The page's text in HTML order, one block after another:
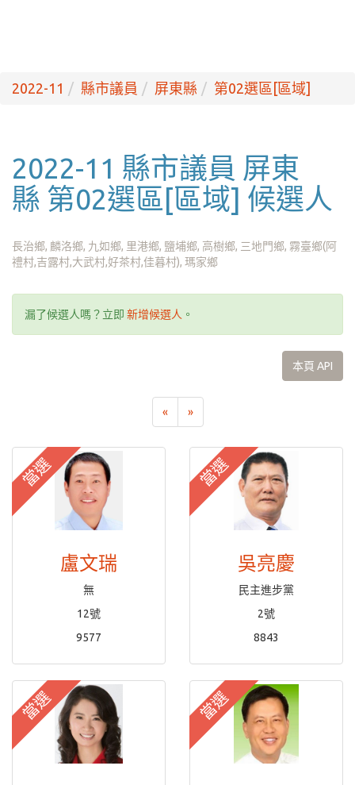
2022-11 縣市議員 屏東縣 第02選區[區域]
2022-11 縣市議員 屏東
縣 第02選區[區域] 候選人
長治鄉, 麟洛鄉, 九如鄉, 里港鄉, 鹽埔鄉, 高樹鄉, 三地門鄉, 霧臺鄉(阿
禮村,吉露村,大武村,好茶村,佳暮村), 瑪家鄉
漏了候選人嗎？立即 新增候選人 。
本頁 API
« »
當選
盧文瑞
無
12號
9577
當選
吳亮慶
民主進步黨
2號
8843
當選 當選